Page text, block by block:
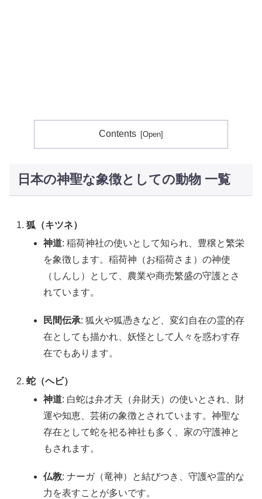
Contents
日本の神聖な象徴としての動物 一覧
狐（キツネ）
神道: 稲荷神社の使いとして知られ、豊穣と繁栄
を象徴します。稲荷神（お稲荷さま）の神使
（しんし）として、農業や商売繁盛の守護とさ
れています。
民間伝承: 狐火や狐憑きなど、変幻自在の霊的存
在としても描かれ、妖怪として人々を惑わす存
在でもあります。
蛇（ヘビ）
神道: 白蛇は弁才天（弁財天）の使いとされ、財
運や知恵、芸術の象徴とされています。神聖な
存在として蛇を祀る神社も多く、家の守護神と
もされます。
仏教: ナーガ（竜神）と結びつき、守護や霊的な
力を表すことが多いです。